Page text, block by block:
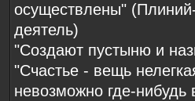
осуществлены"
деятель)
"Создают пустыню и
"Счастье - вещь
невозможно где-